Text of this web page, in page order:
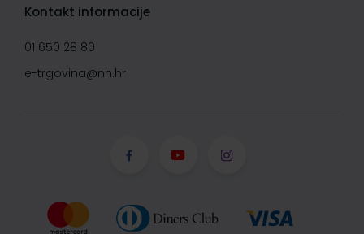
Kontakt informacije
01 650 28 80
e-trgovina@nn.hr